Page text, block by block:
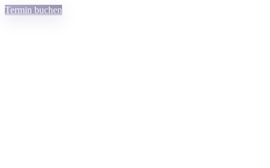
Termin buchen